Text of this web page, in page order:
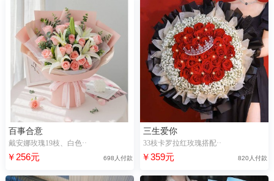
百事合意
戴安娜玫瑰19枝、白色··
￥256元 698人付款
三生爱你
33枝卡罗拉红玫瑰搭配··
￥359元 820人付款